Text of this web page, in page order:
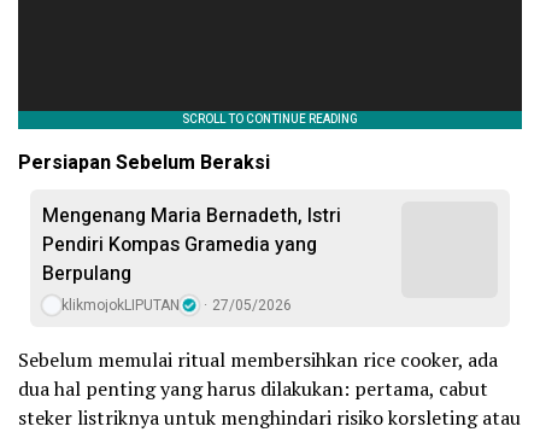
Persiapan Sebelum Beraksi
Mengenang Maria Bernadeth, Istri
Pendiri Kompas Gramedia yang
Berpulang
klikmojokLIPUTAN 27/05/2026
Sebelum memulai ritual membersihkan rice cooker, ada
dua hal penting yang harus dilakukan: pertama, cabut
steker listriknya untuk menghindari risiko korsleting atau